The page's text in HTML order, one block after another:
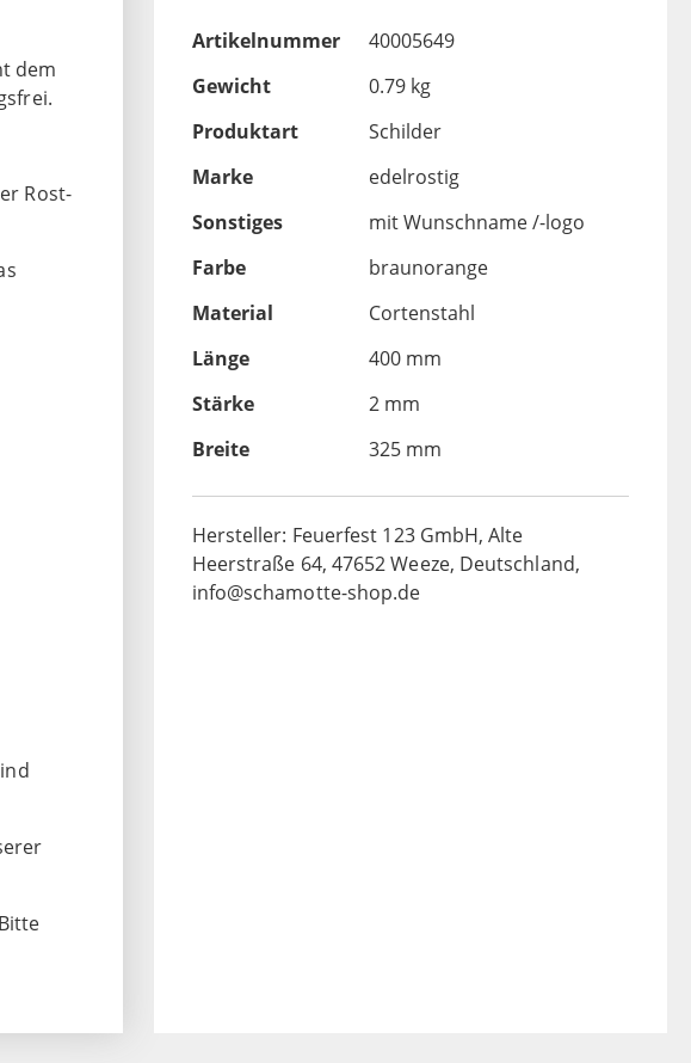
dem
Rost-
Artikelnummer
40005649
Gewicht
0.79 kg
Produktart
Schilder
Marke
edelrostig
Sonstiges
mit Wunschname /-logo
Farbe
braunorange
Material
Cortenstahl
Länge
400 mm
Stärke
2 mm
Breite
325 mm
Hersteller: Feuerfest 123 GmbH, Alte
Heerstraße 64, 47652 Weeze, Deutschland,
info@schamotte-shop.de